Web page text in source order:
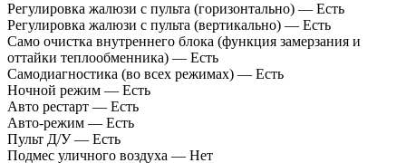
Регулировка жалюзи с пульта (горизонтально) — Есть
Регулировка жалюзи с пульта (вертикально) — Есть
Само очистка внутреннего блока (функция замерзания и
оттайки теплообменника) — Есть
Самодиагностика (во всех режимах) — Есть
Ночной режим — Есть
Авто рестарт — Есть
Авто-режим — Есть
Пульт Д/У — Есть
Подмес уличного воздуха — Нет